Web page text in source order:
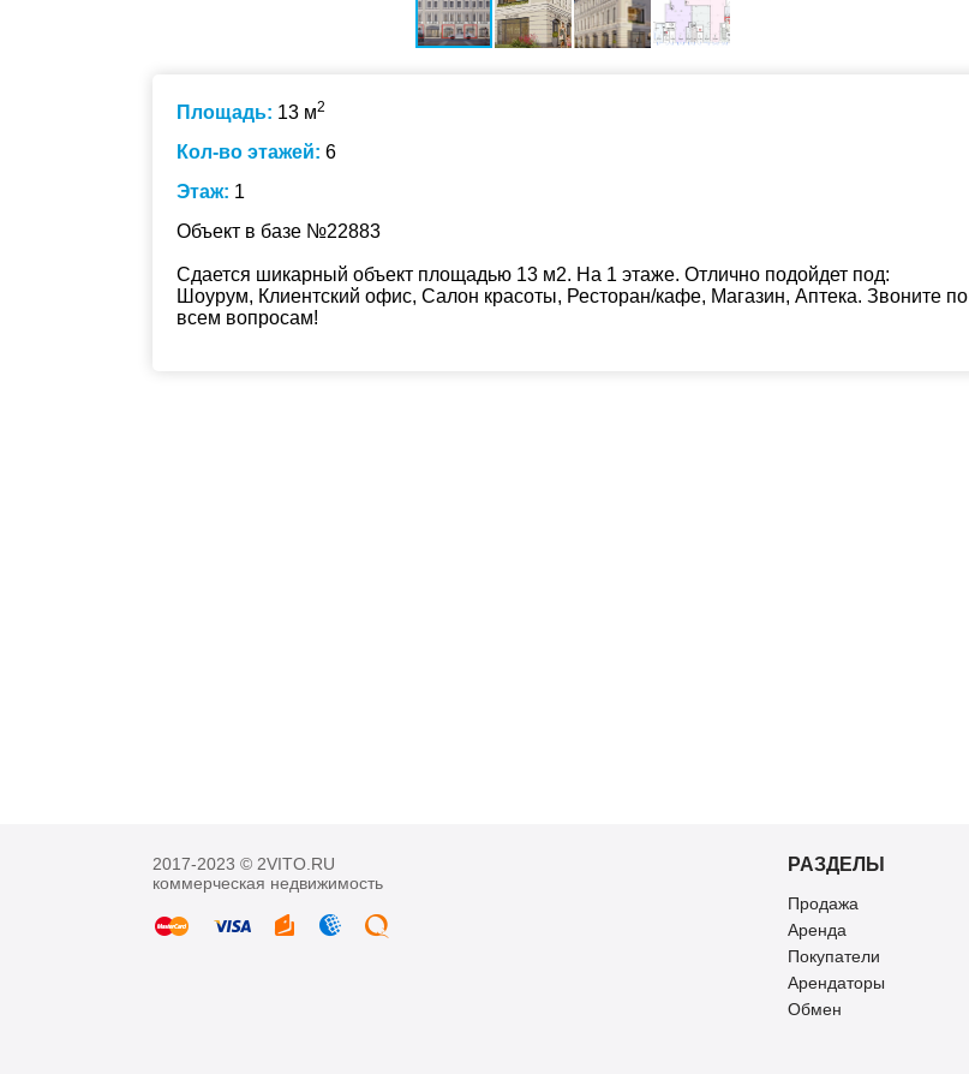
Площадь: 13 м2
Кол-во этажей: 6
Этаж: 1
Объект в базе №22883
Сдается шикарный объект площадью 13 м2. На 1 этаже. Отлично подойдет под:
Шоурум, Клиентский офис, Салон красоты, Ресторан/кафе, Магазин, Аптека. Звоните по
всем вопросам!
2017-2023 © 2VITO.RU
коммерческая недвижимость
РАЗДЕЛЫ
Продажа
Аренда
Покупатели
Арендаторы
Обмен